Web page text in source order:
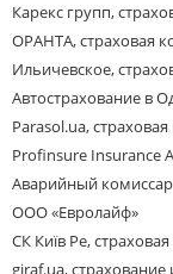
Карекс групп,
ОРАНТА, страховая
Ильичевское,
Автострахование в
Parasol.ua,
Profinsure Insurance
Аварийный комиссар
ООО «Евролайф»
СК Київ Ре,
giraf.ua,